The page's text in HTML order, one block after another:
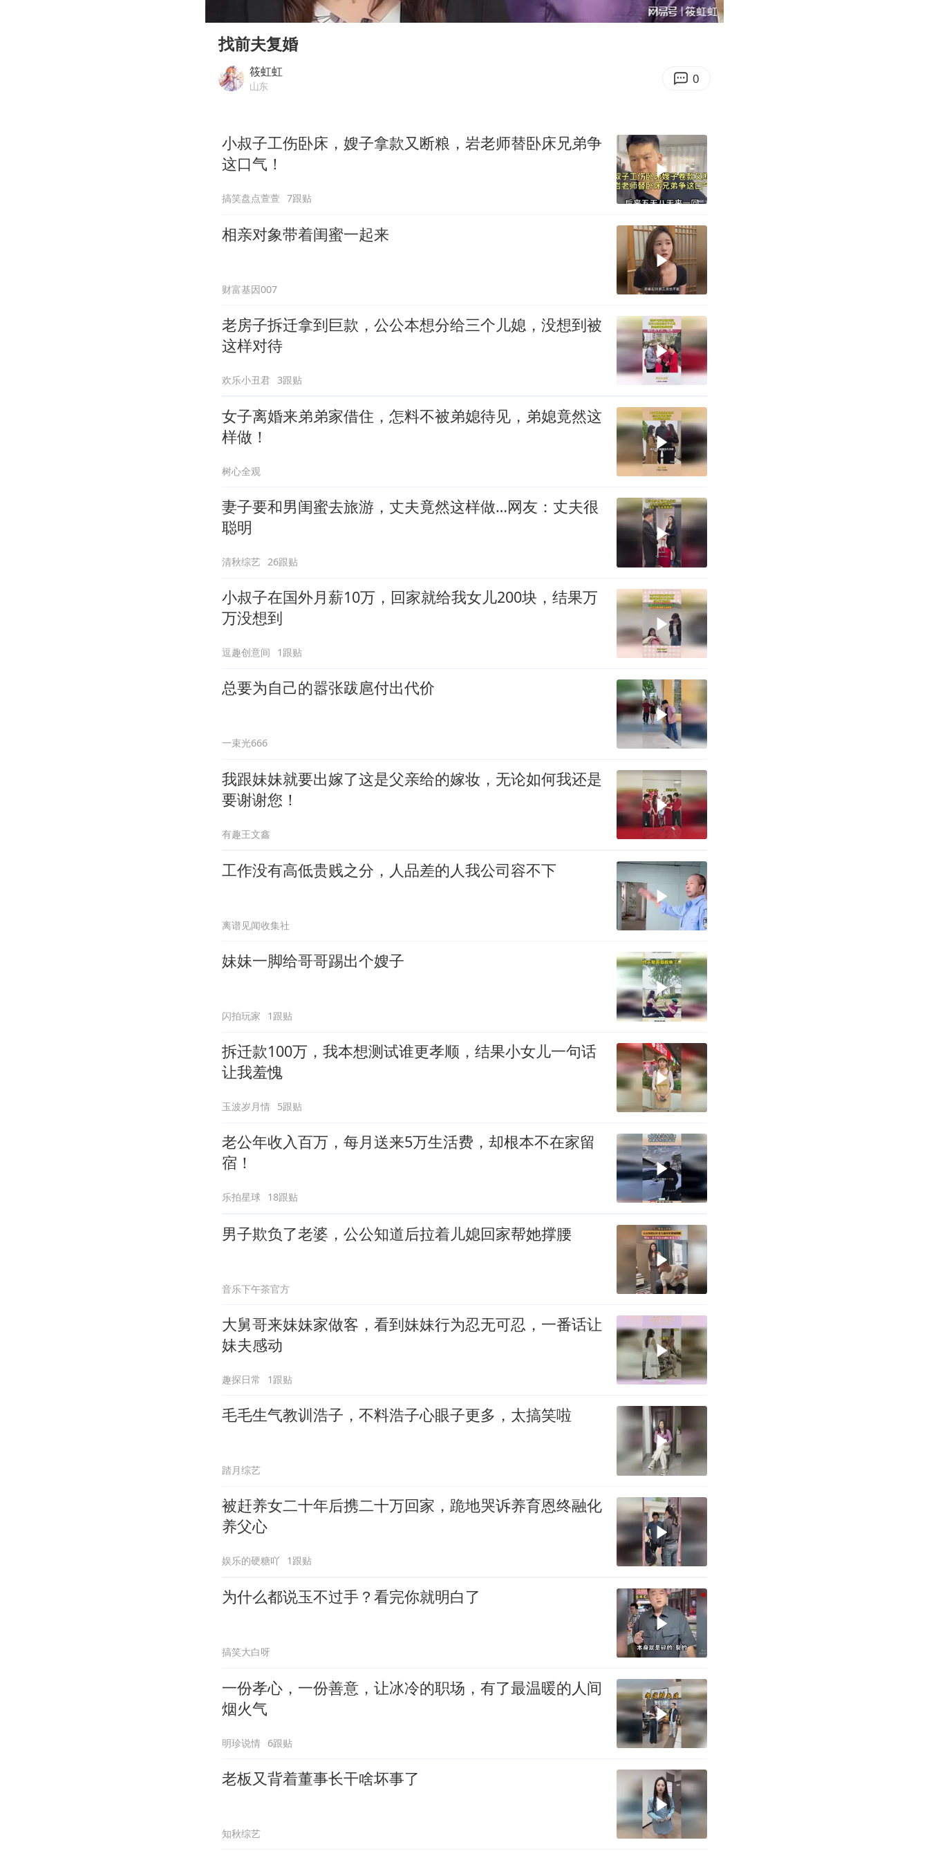
泰国一女公务员妆容引争议 本人回应
多地要求领导干部带头休假
05:47
Enter
找前夫复婚
筱虹虹
山东 0
小叔子工伤卧床，嫂子拿款又断粮，岩老师替卧床兄弟争
这口气！
搞笑盘点萱萱 7跟贴
相亲对象带着闺蜜一起来
财富基因007
老房子拆迁拿到巨款，公公本想分给三个儿媳，没想到被
这样对待
欢乐小丑君 3跟贴
女子离婚来弟弟家借住，怎料不被弟媳待见，弟媳竟然这
样做！
树心全观
妻子要和男闺蜜去旅游，丈夫竟然这样做…网友：丈夫很
聪明
清秋综艺 26跟贴
小叔子在国外月薪10万，回家就给我女儿200块，结果万
万没想到
逗趣创意间 1跟贴
总要为自己的嚣张跋扈付出代价
一束光666
我跟妹妹就要出嫁了这是父亲给的嫁妆，无论如何我还是
要谢谢您！
有趣王文鑫
工作没有高低贵贱之分，人品差的人我公司容不下
离谱见闻收集社
妹妹一脚给哥哥踢出个嫂子
闪拍玩家 1跟贴
拆迁款100万，我本想测试谁更孝顺，结果小女儿一句话
让我羞愧
玉波岁月情 5跟贴
老公年收入百万，每月送来5万生活费，却根本不在家留
宿！
乐拍星球 18跟贴
男子欺负了老婆，公公知道后拉着儿媳回家帮她撑腰
音乐下午茶官方
大舅哥来妹妹家做客，看到妹妹行为忍无可忍，一番话让
妹夫感动
趣探日常 1跟贴
毛毛生气教训浩子，不料浩子心眼子更多，太搞笑啦
踏月综艺
被赶养女二十年后携二十万回家，跪地哭诉养育恩终融化
养父心
娱乐的硬糖吖 1跟贴
为什么都说玉不过手？看完你就明白了
搞笑大白呀
一份孝心，一份善意，让冰冷的职场，有了最温暖的人间
烟火气
明珍说情 6跟贴
老板又背着董事长干啥坏事了
知秋综艺